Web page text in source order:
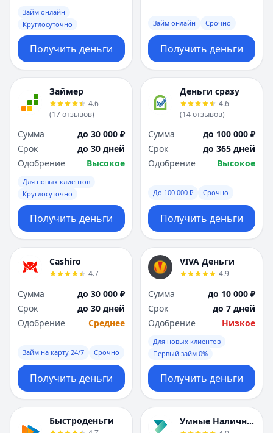
Займ онлайн
Круглосуточно
Получить деньги
Займ онлайн Срочно
Получить деньги
Займер
4.6
(17отзывов)
Сумма
до 30 000 ₽
Срок
до 30 дней
Одобрение
Высокое
Для новых клиентов
Круглосуточно
Получить деньги
Деньги сразу
4.6
(14отзывов)
Сумма
до 100 000 ₽
Срок
до 365 дней
Одобрение
Высокое
До 100 000 ₽ Срочно
Получить деньги
Cashiro
4.7
Сумма
до 30 000 ₽
Срок
до 30 дней
Одобрение
Среднее
Займ на карту 24/7 Срочно
Получить деньги
VIVA Деньги
4.9
Сумма
до 10 000 ₽
Срок
до 7 дней
Одобрение
Низкое
Для новых клиентов
Первый займ 0%
Получить деньги
Быстроденьги Умные Наличные